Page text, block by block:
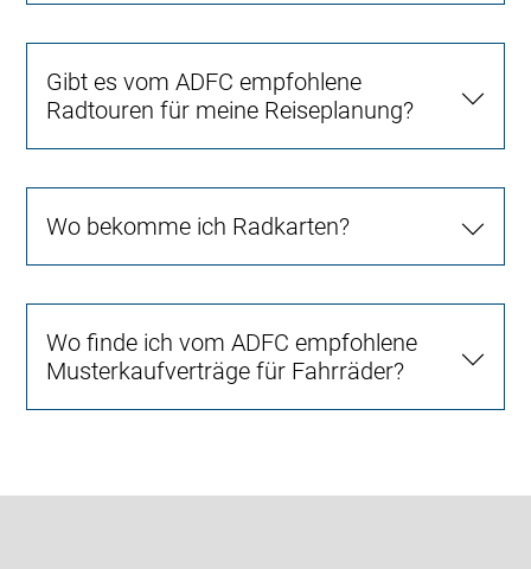
Gibt es vom ADFC empfohlene
Radtouren für meine Reiseplanung?
Wo bekomme ich Radkarten?
Wo finde ich vom ADFC empfohlene
Musterkaufverträge für Fahrräder?